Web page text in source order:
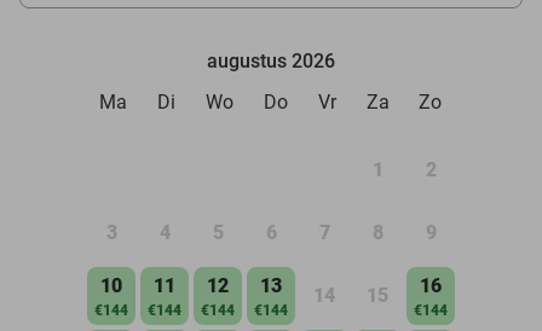
augustus 2026
Ma
Di Wo Do Vr Za Zo
1 2
3 4 5 6 7 8 9
10
€144
11
€144
12
€144
13
€144
14 15 16
€144